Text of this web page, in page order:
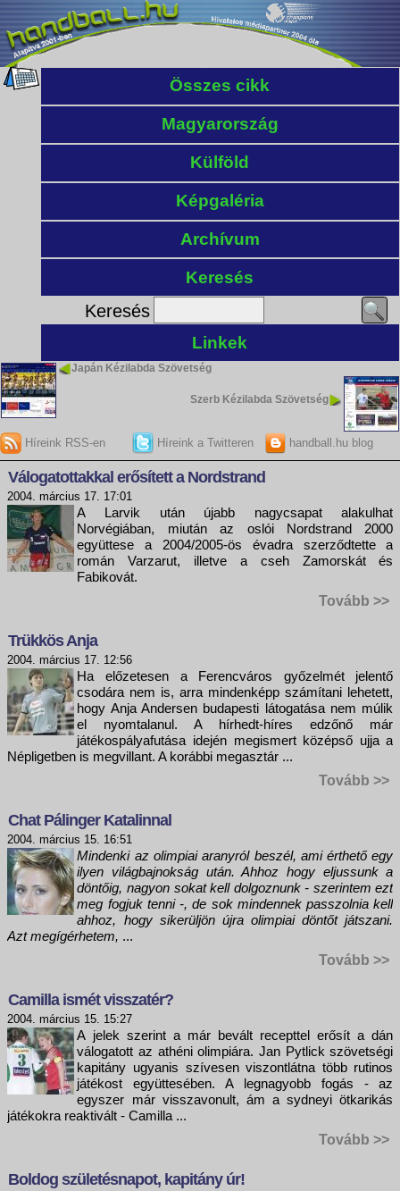
Összes cikk
Magyarország
Külföld
Képgaléria
Archívum
Keresés
Keresés
Linkek
Japán Kézilabda Szövetség
Szerb Kézilabda Szövetség
Híreink RSS-en Híreink a Twitteren handball.hu blog
Válogatottakkal erősített a Nordstrand
2004. március 17. 17:01
A Larvik után újabb nagycsapat alakulhat
Norvégiában, miután az oslói Nordstrand 2000
együttese a 2004/2005-ös évadra szerződtette a
román Varzarut, illetve a cseh Zamorskát és
Fabikovát.
Tovább >>
Trükkös Anja
2004. március 17. 12:56
Ha előzetesen a Ferencváros győzelmét jelentő
csodára nem is, arra mindenképp számítani lehetett,
hogy Anja Andersen budapesti látogatása nem múlik
el nyomtalanul. A hírhedt-híres edzőnő már
játékospályafutása idején megismert középső ujja a
Népligetben is megvillant. A korábbi megasztár ...
Tovább >>
Chat Pálinger Katalinnal
2004. március 15. 16:51
Mindenki az olimpiai aranyról beszél, ami érthető egy
ilyen világbajnokság után. Ahhoz hogy eljussunk a
döntőig, nagyon sokat kell dolgoznunk - szerintem ezt
meg fogjuk tenni -, de sok mindennek passzolnia kell
ahhoz, hogy sikerüljön újra olimpiai döntőt játszani.
Azt megígérhetem, ...
Tovább >>
Camilla ismét visszatér?
2004. március 15. 15:27
A jelek szerint a már bevált recepttel erősít a dán
válogatott az athéni olimpiára. Jan Pytlick szövetségi
kapitány ugyanis szívesen viszontlátna több rutinos
játékost együttesében. A legnagyobb fogás - az
egyszer már visszavonult, ám a sydneyi ötkarikás
játékokra reaktivált - Camilla ...
Tovább >>
Boldog születésnapot, kapitány úr!